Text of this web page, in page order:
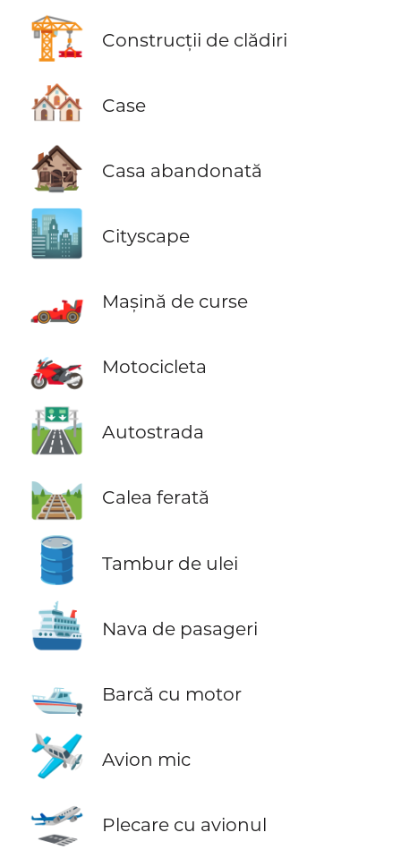
🏗️ Construcții de clădiri
🏘️ Case
🏚️ Casa abandonată
🏙️ Cityscape
🏎️ Mașină de curse
🏍️ Motocicleta
🛣️ Autostrada
🛤️ Calea ferată
🛢️ Tambur de ulei
🛳️ Nava de pasageri
🛥️ Barcă cu motor
🛩️ Avion mic
🛫 Plecare cu avionul